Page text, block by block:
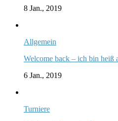
8 Jan., 2019
Allgemein
Welcome back – ich bin heiß
6 Jan., 2019
Turniere